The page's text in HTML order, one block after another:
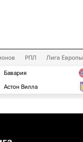
РПЛ Лига Европы
Бавария
Астон Вилла